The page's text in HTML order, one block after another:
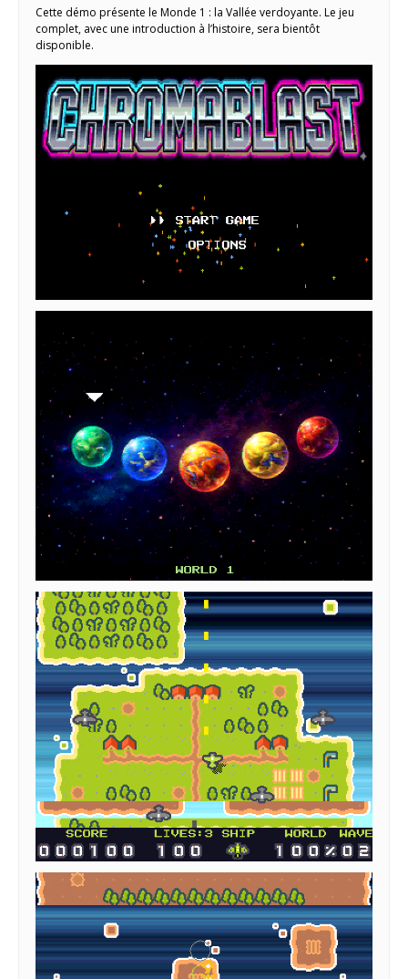
Cette démo présente le Monde 1 : la Vallée verdoyante. Le jeu
complet, avec une introduction à l’histoire, sera bientôt
disponible.